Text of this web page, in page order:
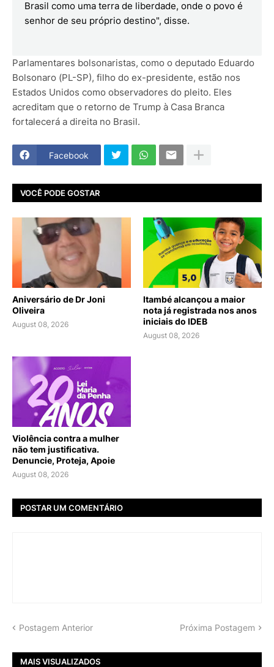
Brasil como uma terra de liberdade, onde o povo é
senhor de seu próprio destino", disse.
Parlamentares bolsonaristas, como o deputado Eduardo
Bolsonaro (PL-SP), filho do ex-presidente, estão nos
Estados Unidos como observadores do pleito. Eles
acreditam que o retorno de Trump à Casa Branca
fortalecerá a direita no Brasil.
Facebook
VOCÊ PODE GOSTAR
Aniversário de Dr Joni
Oliveira
August 08, 2026
Itambé alcançou a maior
nota já registrada nos anos
iniciais do IDEB
August 08, 2026
Violência contra a mulher
não tem justificativa.
Denuncie, Proteja, Apoie
August 08, 2026
POSTAR UM COMENTÁRIO
Postagem Anterior Próxima Postagem
MAIS VISUALIZADOS